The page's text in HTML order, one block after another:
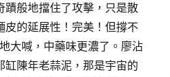
蹟般地擋住了攻擊，只是散
皮的延展性！完美！但撐不
大喊，中藥味更濃了。廖沾
缸陳年老蒜泥，那是宇宙的